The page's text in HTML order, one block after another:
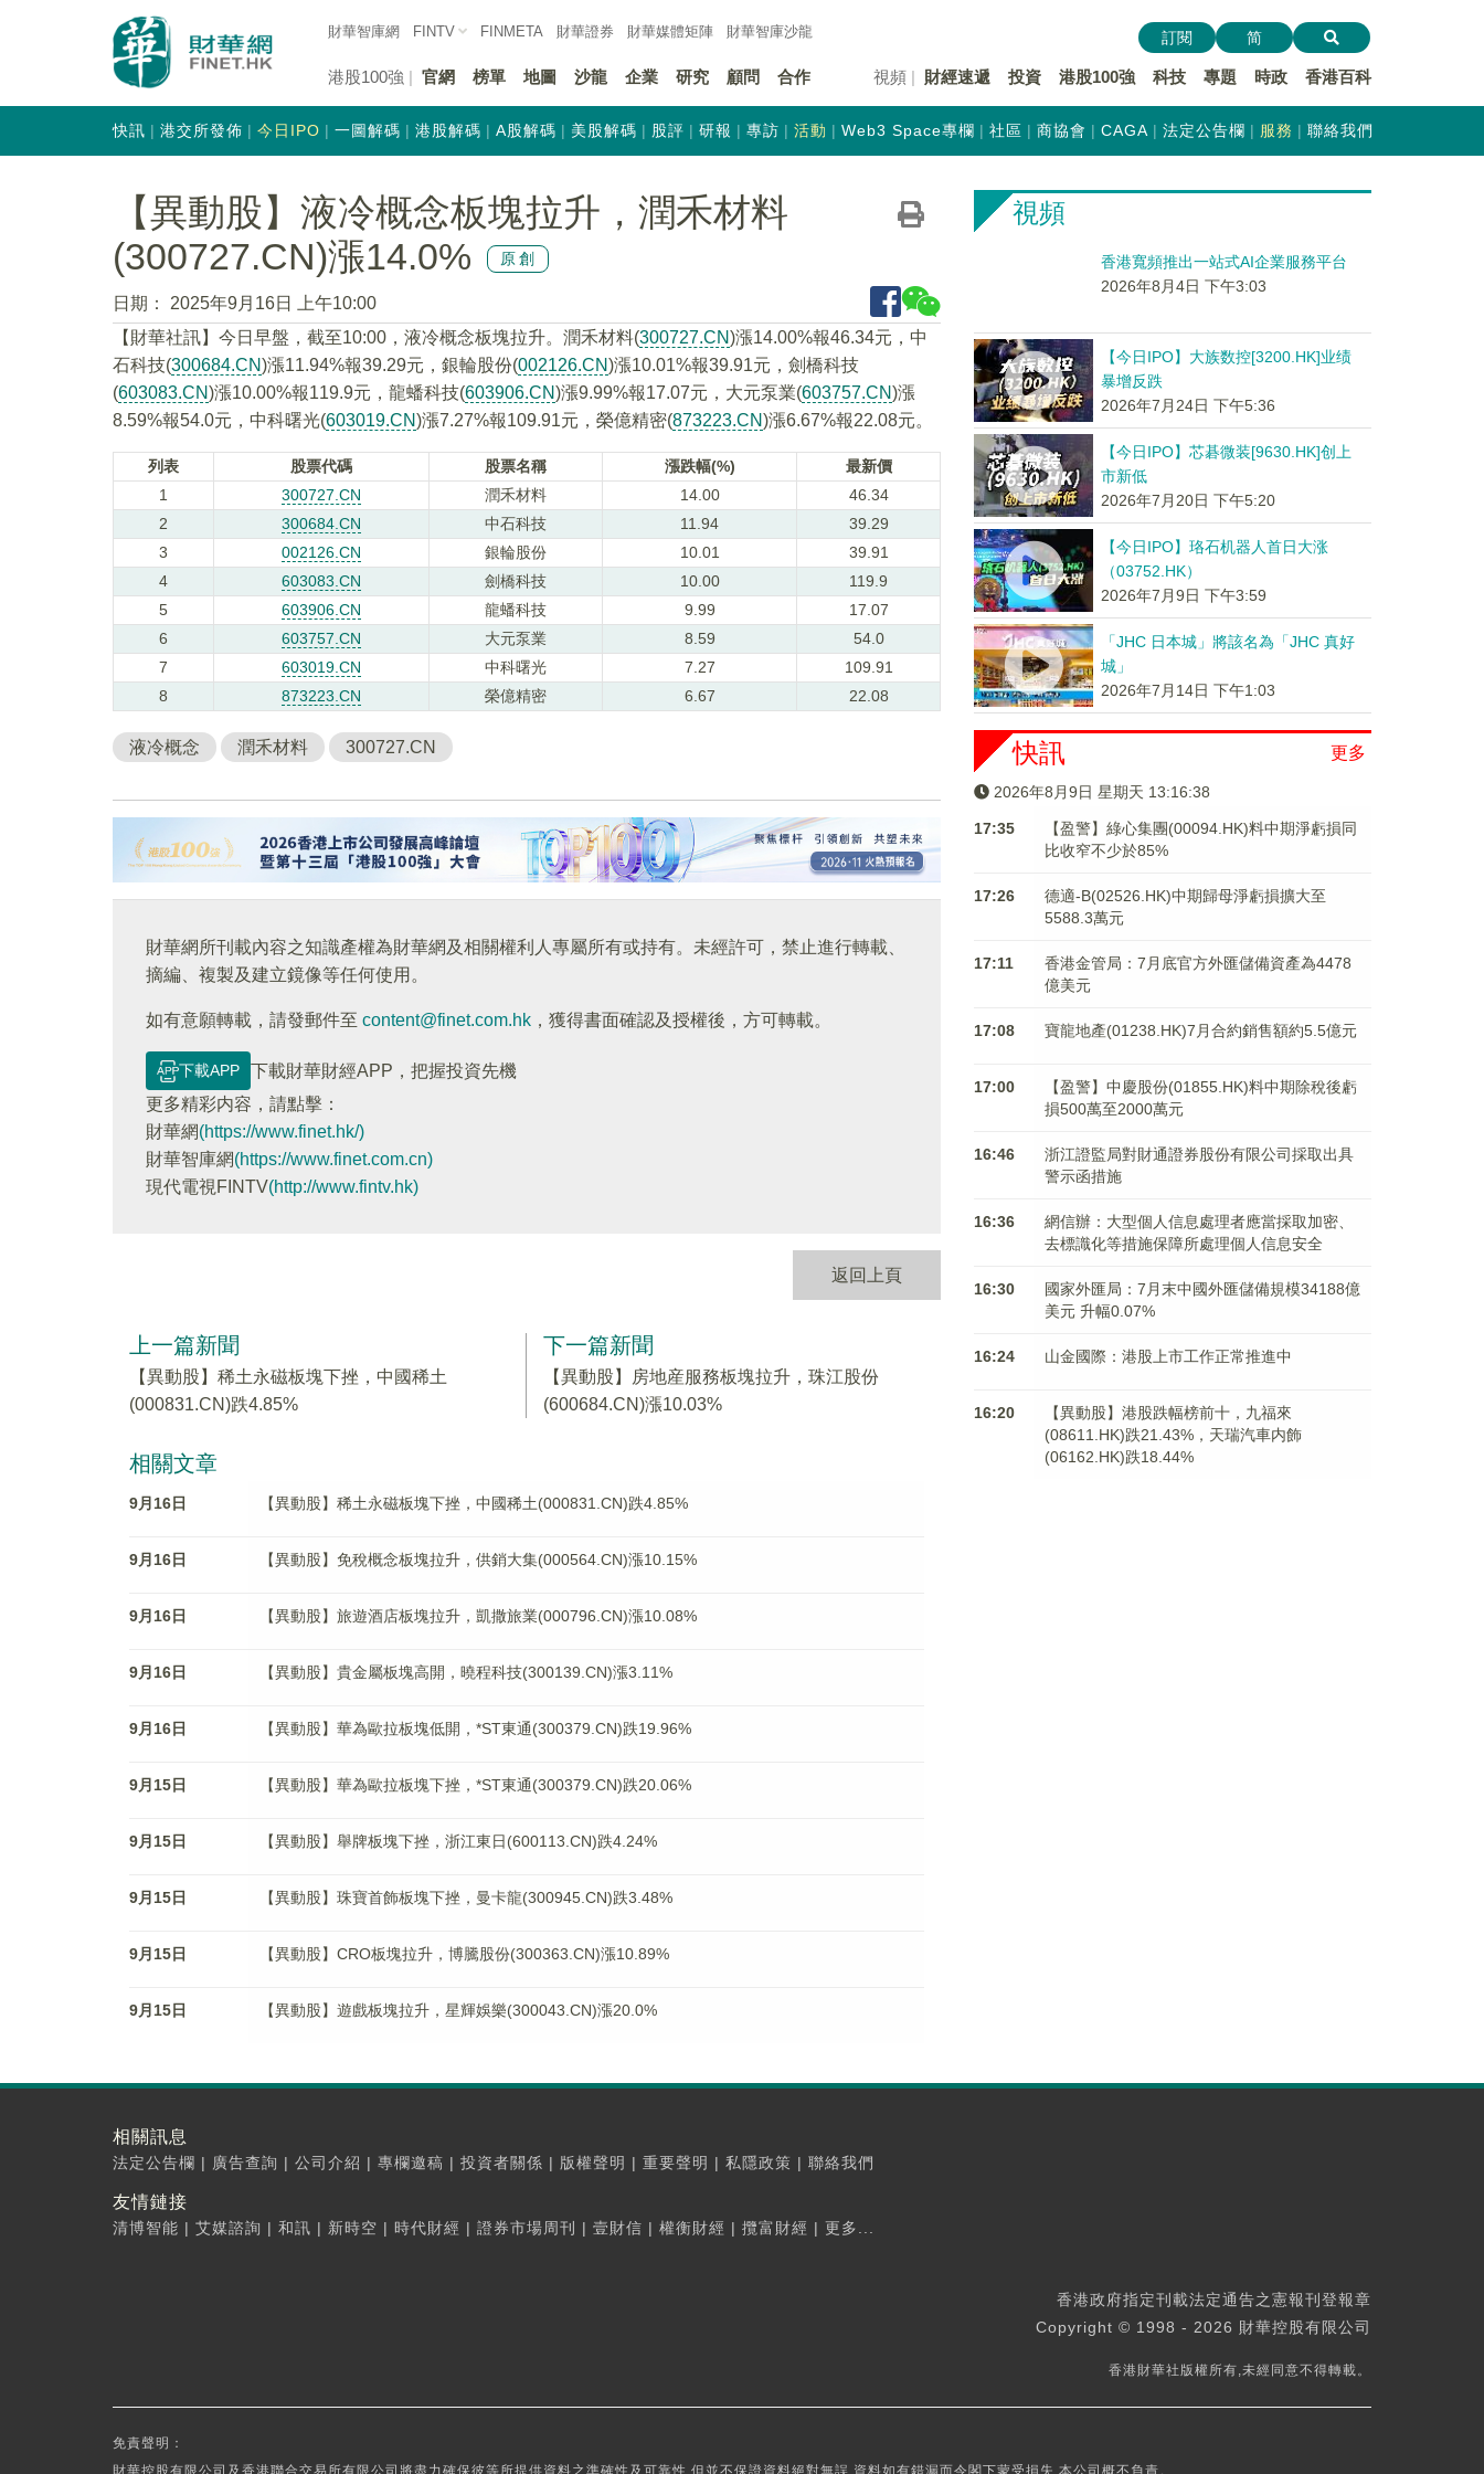
財華智庫網 FINTV FINMETA 財華證券 財華媒體矩陣 財華智庫沙龍
港股100強 官網 榜單 地圖 沙龍 企業 研究 顧問 合作 視頻 財經速遞 投資 港股100強 科技 專題 時政 香港百科
訂閱 简
快訊 港交所發佈 今日IPO 一圖解碼 港股解碼 A股解碼 美股解碼 股評 研報 專訪 活動 Web3 Space專欄 社區 商協會 CAGA 法定公告欄 服務 聯絡我們
【異動股】液冷概念板塊拉升，潤禾材料
(300727.CN)漲14.0%
原創
日期：
2025年9月16日 上午10:00
【財華社訊】今日早盤，截至10:00，液冷概念板塊拉升。潤禾材料(300727.CN)漲14.00%報46.34元，中
石科技(300684.CN)漲11.94%報39.29元，銀輪股份(002126.CN)漲10.01%報39.91元，劍橋科技
(603083.CN)漲10.00%報119.9元，龍蟠科技(603906.CN)漲9.99%報17.07元，大元泵業(603757.CN)漲
8.59%報54.0元，中科曙光(603019.CN)漲7.27%報109.91元，榮億精密(873223.CN)漲6.67%報22.08元。
列表 股票代碼 股票名稱 漲跌幅(%)
最新價
1
300727.CN 潤禾材料 14.00
46.34
2
300684.CN 中石科技 11.94
39.29
3
002126.CN 銀輪股份 10.01
39.91
4
603083.CN 劍橋科技 10.00
119.9
5
603906.CN 龍蟠科技 9.99
17.07
6
603757.CN 大元泵業 8.59
54.0
7
603019.CN 中科曙光 7.27
109.91
8
873223.CN 榮億精密 6.67 22.08
液冷概念 潤禾材料 300727.CN
財華網所刊載內容之知識產權為財華網及相關權利人專屬所有或持有。未經許可，禁止進行轉載、
摘編、複製及建立鏡像等任何使用。
如有意願轉載，請發郵件至 content@finet.com.hk ，獲得書面確認及授權後，方可轉載。
下載APP
下載財華財經APP，把握投資先機
更多精彩内容，請點擊：
財華網(https://www.finet.hk/)
財華智庫網(https://www.finet.com.cn)
現代電視FINTV(http://www.fintv.hk)
返回上頁
上一篇新聞
【異動股】稀土永磁板塊下挫，中國稀土
(000831.CN)跌4.85%
下一篇新聞
【異動股】房地産服務板塊拉升，珠江股份
(600684.CN)漲10.03%
相關文章
9月16日 【異動股】稀土永磁板塊下挫，中國稀土(000831.CN)跌4.85%
9月16日 【異動股】免稅概念板塊拉升，供銷大集(000564.CN)漲10.15%
9月16日 【異動股】旅遊酒店板塊拉升，凱撒旅業(000796.CN)漲10.08%
9月16日 【異動股】貴金屬板塊高開，曉程科技(300139.CN)漲3.11%
9月16日 【異動股】華為歐拉板塊低開，*ST東通(300379.CN)跌19.96%
9月15日 【異動股】華為歐拉板塊下挫，*ST東通(300379.CN)跌20.06%
9月15日 【異動股】舉牌板塊下挫，浙江東日(600113.CN)跌4.24%
9月15日 【異動股】珠寶首飾板塊下挫，曼卡龍(300945.CN)跌3.48%
9月15日 【異動股】CRO板塊拉升，博騰股份(300363.CN)漲10.89%
9月15日 【異動股】遊戲板塊拉升，星輝娛樂(300043.CN)漲20.0%
視頻
香港寬頻推出一站式AI企業服務平台
2026年8月4日 下午3:03
【今日IPO】大族数控[3200.HK]业绩
暴增反跌
2026年7月24日 下午5:36
【今日IPO】芯碁微装[9630.HK]创上
市新低
2026年7月20日 下午5:20
【今日IPO】珞石机器人首日大涨
（03752.HK）
2026年7月9日 下午3:59
「JHC 日本城」將該名為「JHC 真好
城」
2026年7月14日 下午1:03
更多
快訊
2026年8月9日 星期天 13:16:38
17:35
【盈警】綠心集團(00094.HK)料中期淨虧損同
比收窄不少於85%
17:26
德適-B(02526.HK)中期歸母淨虧損擴大至
5588.3萬元
17:11
香港金管局：7月底官方外匯儲備資產為4478
億美元
17:08 寶龍地產(01238.HK)7月合約銷售額約5.5億元
17:00
【盈警】中慶股份(01855.HK)料中期除稅後虧
損500萬至2000萬元
16:46
浙江證監局對財通證券股份有限公司採取出具
警示函措施
16:36
網信辦：大型個人信息處理者應當採取加密、
去標識化等措施保障所處理個人信息安全
16:30
國家外匯局：7月末中國外匯儲備規模34188億
美元 升幅0.07%
16:24 山金國際：港股上市工作正常推進中
16:20
【異動股】港股跌幅榜前十，九福來
(08611.HK)跌21.43%，天瑞汽車内飾
(06162.HK)跌18.44%
相關訊息
法定公告欄 | 廣告查詢 | 公司介紹 | 專欄邀稿 | 投資者關係 | 版權聲明 | 重要聲明 | 私隱政策 | 聯絡我們
友情鏈接
清博智能 | 艾媒諮詢 | 和訊 | 新時空 | 時代財經 | 證券市場周刊 | 壹財信 | 權衡財經 | 攬富財經 | 更多...
香港政府指定刊載法定通告之憲報刊登報章
Copyright © 1998 - 2026 財華控股有限公司
香港財華社版權所有,未經同意不得轉載。
免責聲明：